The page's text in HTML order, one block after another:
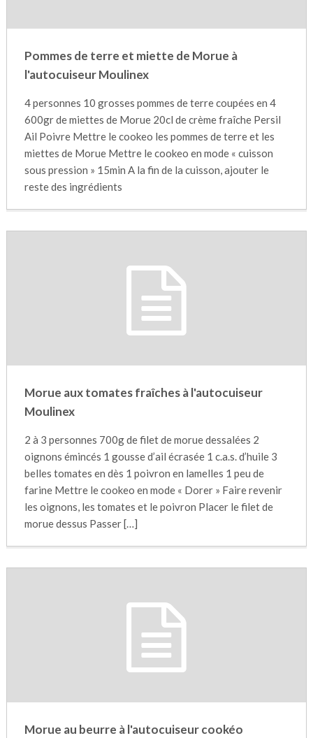
Pommes de terre et miette de Morue à
l'autocuiseur Moulinex
4 personnes 10 grosses pommes de terre coupées en 4
600gr de miettes de Morue 20cl de crème fraîche Persil
Ail Poivre Mettre le cookeo les pommes de terre et les
miettes de Morue Mettre le cookeo en mode « cuisson
sous pression » 15min A la fin de la cuisson, ajouter le
reste des ingrédients
Morue aux tomates fraîches à l'autocuiseur
Moulinex
2 à 3 personnes 700g de filet de morue dessalées 2
oignons émincés 1 gousse d’ail écrasée 1 c.a.s. d’huile 3
belles tomates en dès 1 poivron en lamelles 1 peu de
farine Mettre le cookeo en mode « Dorer » Faire revenir
les oignons, les tomates et le poivron Placer le filet de
morue dessus Passer […]
Morue au beurre à l'autocuiseur cookéo